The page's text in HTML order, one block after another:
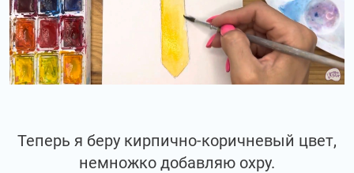
Теперь я беру кирпично-коричневый цвет,
немножко добавляю охру.